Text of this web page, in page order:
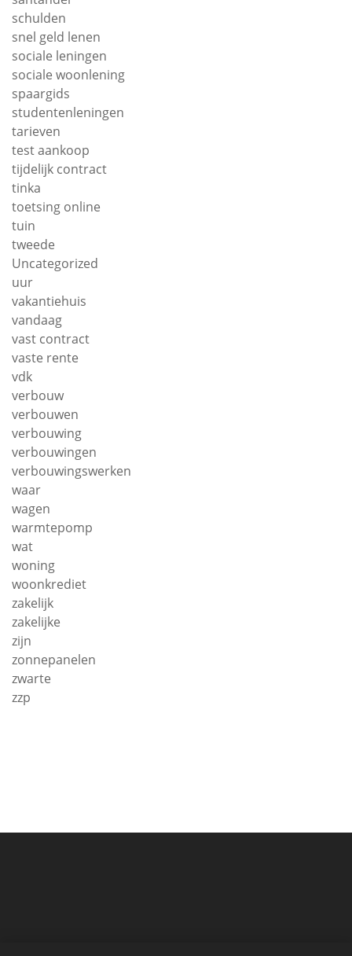
schulden
snel geld lenen
sociale leningen
sociale woonlening
spaargids
studentenleningen
tarieven
test aankoop
tijdelijk contract
tinka
toetsing online
tuin
tweede
Uncategorized
uur
vakantiehuis
vandaag
vast contract
vaste rente
vdk
verbouw
verbouwen
verbouwing
verbouwingen
verbouwingswerken
waar
wagen
warmtepomp
wat
woning
woonkrediet
zakelijk
zakelijke
zijn
zonnepanelen
zwarte
zzp